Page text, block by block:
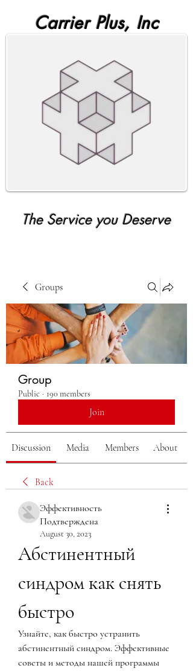
Carrier Plus, Inc
The Service you Deserve
Groups
Group
Public · 190 members
Join
Discussion Media Members About
Back
Эффективность
Подтверждена
August 30, 2023
Абстинентный
синдром как снять
быстро
Узнайте, как быстро устранить
абстинентный синдром. Эффективные
советы и методы нашей программы